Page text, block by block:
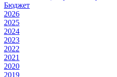
Бюджет
2026
2025
2024
2023
2022
2021
2020
2019